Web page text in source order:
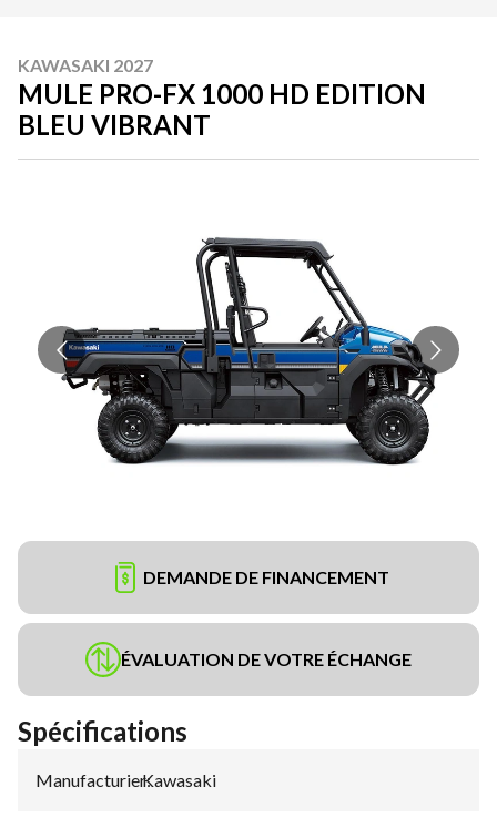
KAWASAKI 2027
MULE PRO-FX 1000 HD EDITION
BLEU VIBRANT
DEMANDE DE FINANCEMENT
ÉVALUATION DE VOTRE ÉCHANGE
Spécifications
Manufacturier:
Kawasaki